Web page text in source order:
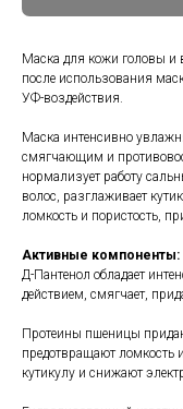
Маска для кожи головы и
после использования
УФ-воздействия.
Маска интенсивно
смягчающим и
нормализует работу
волос, разглаживает
ломкость и пористость,
Активные компоненты:
Д-Пантенол обладает
действием, смягчает,
Протеины пшеницы
предотвращают ломкость
кутикулу и снижают